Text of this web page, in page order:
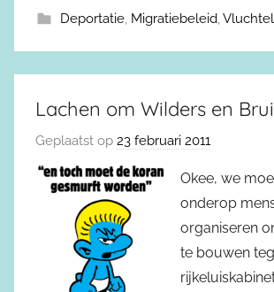
Deportatie, Migratiebeleid,
Lachen om Wilders en
Geplaatst op 23 februari 2011
Okee, we
onderop
organiseren
te bouwen